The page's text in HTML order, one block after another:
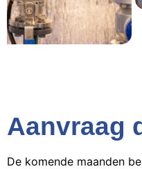
Aanvraag
De komende maanden